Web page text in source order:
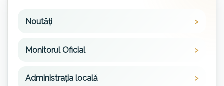
Noutăți
Monitorul Oficial
Administrația locală